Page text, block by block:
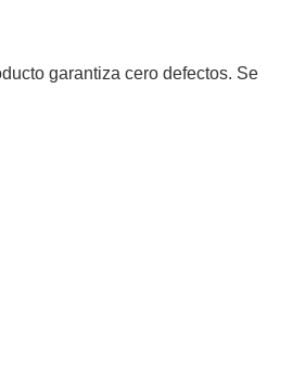
garantiza cero defectos. Se